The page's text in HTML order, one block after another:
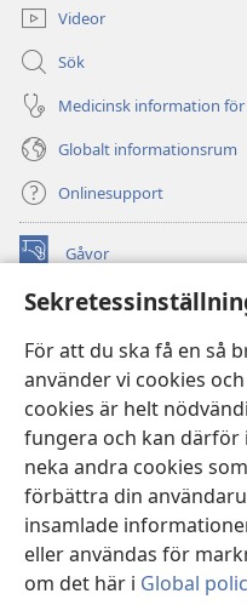
För att du ska få en så
använder vi cookies
cookies är helt
fungera och kan därför
neka andra cookies
förbättra din
insamlade
eller användas för
om det här i Global
Videor
Sök
Medicinsk information för
Globalt informationsrum
Onlinesupport
Gåvor
(öppnar
fönster) Watchtower ONLINE
nytt
fönster)JW Hub ®
(öppnar
nytt
fönster)JW Library
Watchtower Library